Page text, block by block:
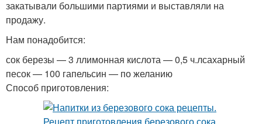
закатывали большими партиями и выставляли на
продажу.
Нам понадобится:
сок березы — 3 ллимонная кислота — 0,5 ч.лсахарный
песок — 100 гапельсин — по желанию
Способ приготовления: